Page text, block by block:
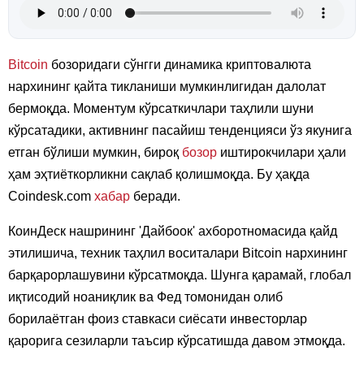
Bitcoin бозоридаги сўнгги динамика криптовалюта
нархининг қайта тикланиши мумкинлигидан далолат
бермоқда. Моментум кўрсаткичлари таҳлили шуни
кўрсатадики, активнинг пасайиш тенденцияси ўз якунига
етган бўлиши мумкин, бироқ бозор иштирокчилари ҳали
ҳам эҳтиёткорликни сақлаб қолишмоқда. Бу ҳақда
Coindesk.com хабар беради.
КоинДеск нашрининг 'Дайбоок' ахборотномасида қайд
этилишича, техник таҳлил воситалари Bitcoin нархининг
барқарорлашувини кўрсатмоқда. Шунга қарамай, глобал
иқтисодий ноаниқлик ва Фед томонидан олиб
борилаётган фоиз ставкаси сиёсати инвесторлар
қарорига сезиларли таъсир кўрсатишда давом этмоқда.